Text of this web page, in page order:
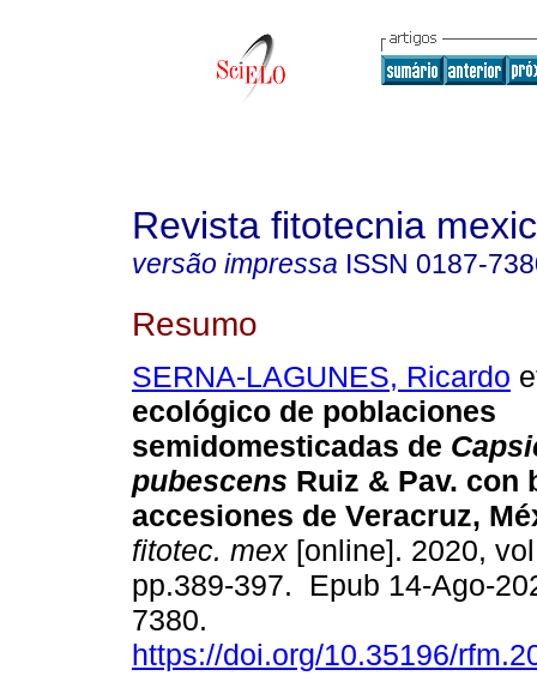
Revista fitotecnia
versão impressa ISSN 0187-
Resumo
SERNA-LAGUNES, Ricardo
ecológico de poblaciones
semidomesticadas de
pubescens Ruiz & Pav. con
accesiones de Veracruz,
fitotec. mex [online]. 2020,
pp.389-397. Epub 14-Ago-
7380.
https://doi.org/10.35196/